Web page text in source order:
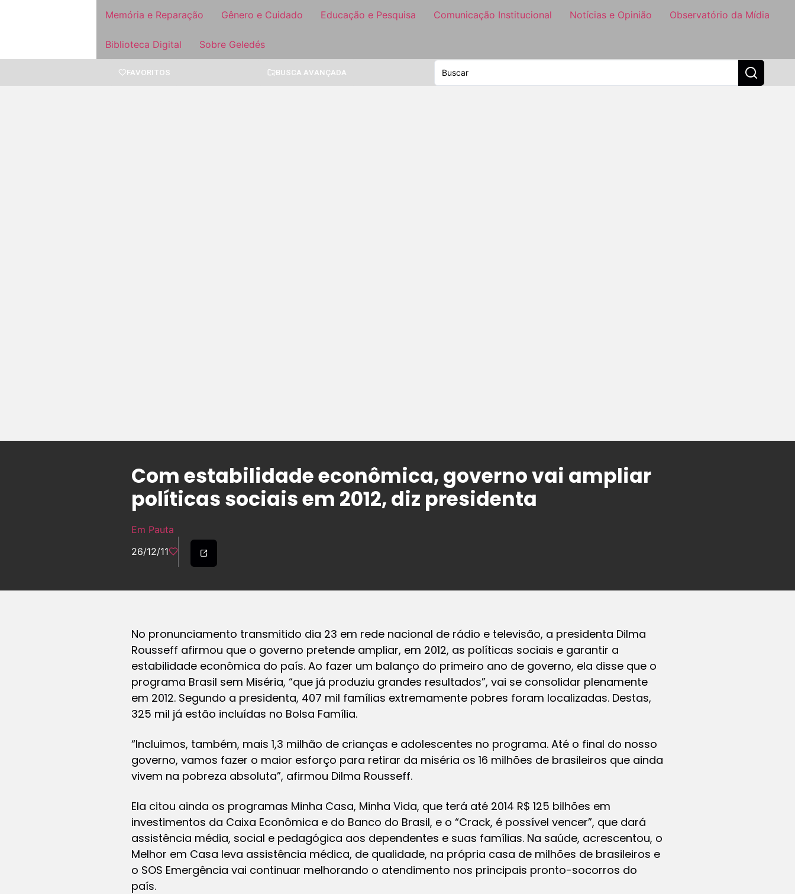
Memória e Reparação Gênero e Cuidado Educação e Pesquisa Comunicação Institucional Notícias e Opinião Observatório da Mídia
Biblioteca Digital Sobre Geledés
FAVORITOS BUSCA AVANÇADA
Com estabilidade econômica, governo vai ampliar
políticas sociais em 2012, diz presidenta
Em Pauta
26/12/11
No pronunciamento transmitido dia 23 em rede nacional de rádio e televisão, a presidenta Dilma
Rousseff afirmou que o governo pretende ampliar, em 2012, as políticas sociais e garantir a
estabilidade econômica do país. Ao fazer um balanço do primeiro ano de governo, ela disse que o
programa Brasil sem Miséria, “que já produziu grandes resultados”, vai se consolidar plenamente
em 2012. Segundo a presidenta, 407 mil famílias extremamente pobres foram localizadas. Destas,
325 mil já estão incluídas no Bolsa Família.
“Incluimos, também, mais 1,3 milhão de crianças e adolescentes no programa. Até o final do nosso
governo, vamos fazer o maior esforço para retirar da miséria os 16 milhões de brasileiros que ainda
vivem na pobreza absoluta”, afirmou Dilma Rousseff.
Ela citou ainda os programas Minha Casa, Minha Vida, que terá até 2014 R$ 125 bilhões em
investimentos da Caixa Econômica e do Banco do Brasil, e o “Crack, é possível vencer”, que dará
assistência média, social e pedagógica aos dependentes e suas famílias. Na saúde, acrescentou, o
Melhor em Casa leva assistência médica, de qualidade, na própria casa de milhões de brasileiros e
o SOS Emergência vai continuar melhorando o atendimento nos principais pronto-socorros do
país.